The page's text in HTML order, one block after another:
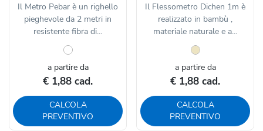
Il Metro Pebar è un righello
pieghevole da 2 metri in
resistente fibra di...
a partire da
€ 1,88 cad.
CALCOLA
PREVENTIVO
Il Flessometro Dichen 1m è
realizzato in bambù ,
materiale naturale e a...
a partire da
€ 1,88 cad.
CALCOLA
PREVENTIVO